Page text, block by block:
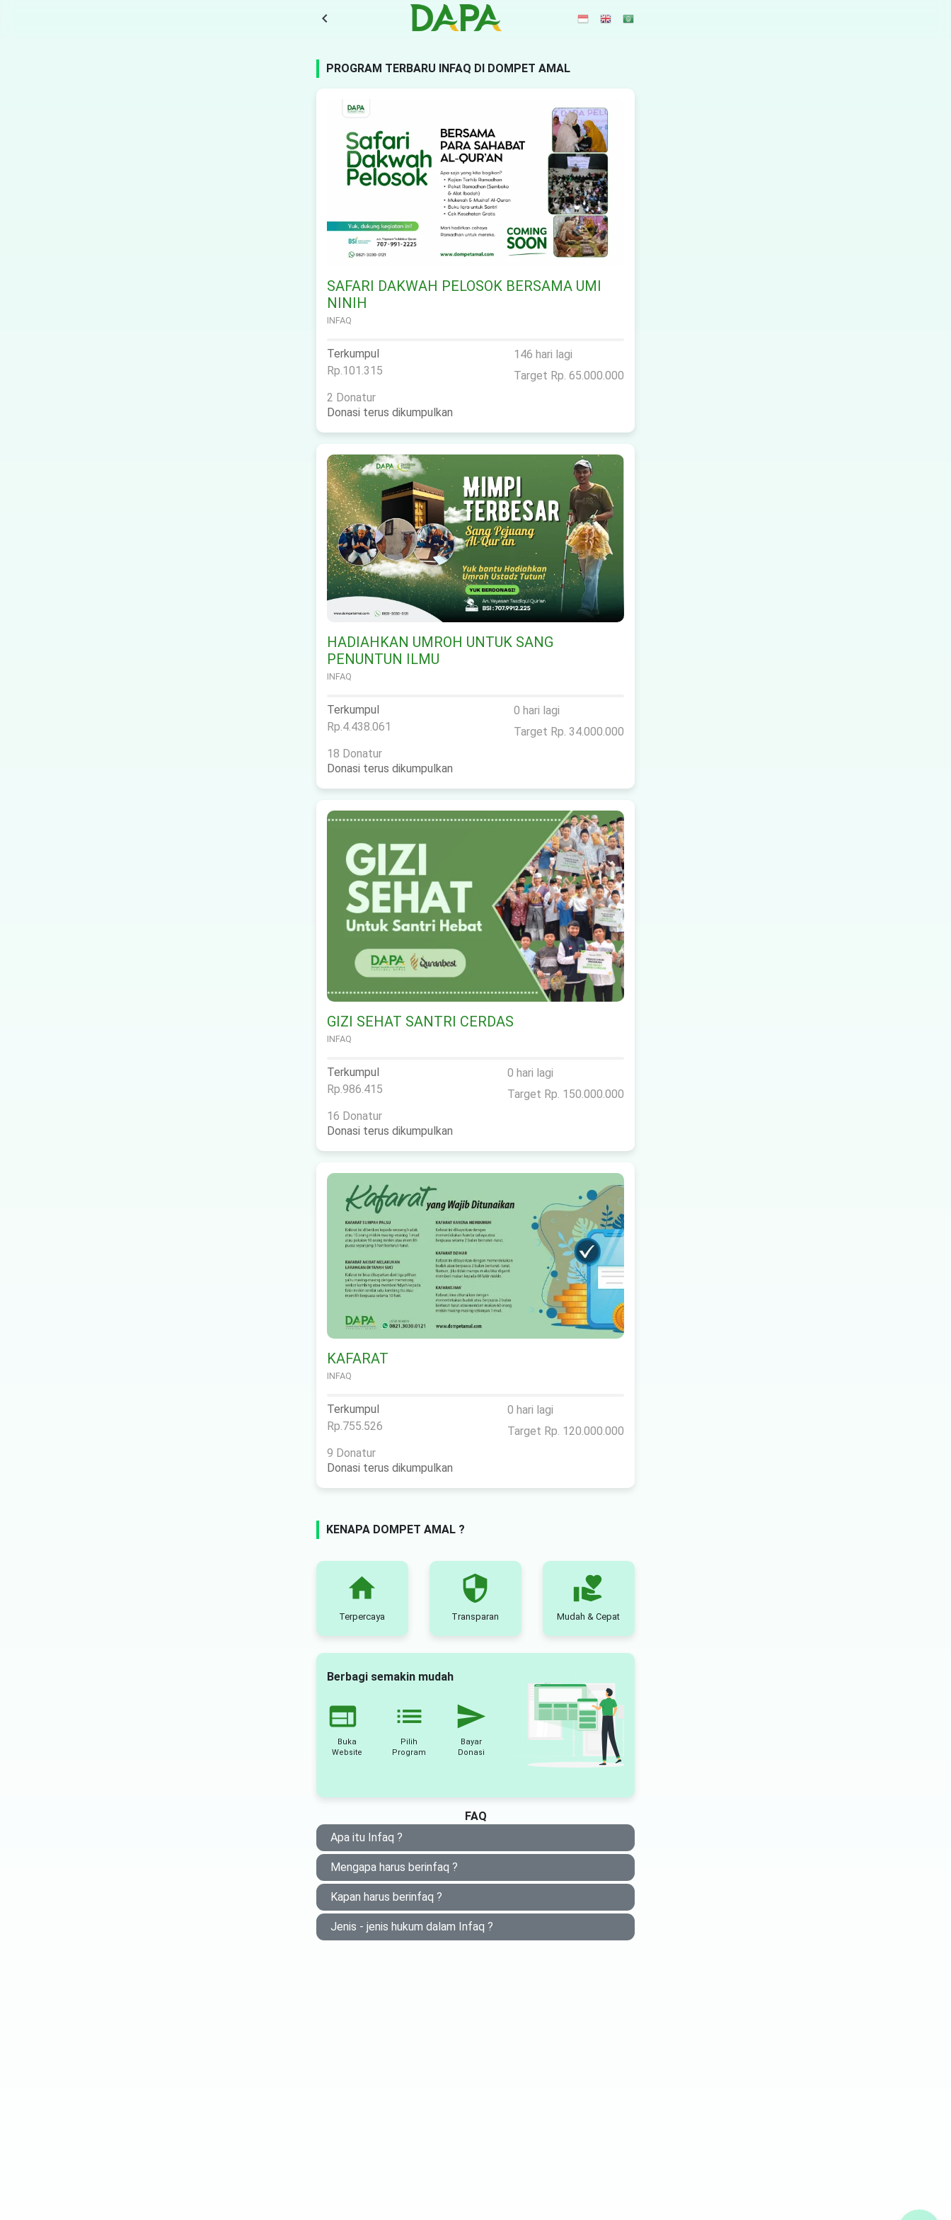
navigate_before
PROGRAM TERBARU INFAQ DI DOMPET AMAL
SAFARI DAKWAH PELOSOK BERSAMA UMI
NINIH
INFAQ
Terkumpul
Rp.101.315
2 Donatur
146 hari lagi
Target Rp. 65.000.000
Donasi terus dikumpulkan
HADIAHKAN UMROH UNTUK SANG
PENUNTUN ILMU
INFAQ
Terkumpul
Rp.4.438.061
18 Donatur
0 hari lagi
Target Rp. 34.000.000
Donasi terus dikumpulkan
GIZI SEHAT SANTRI CERDAS
INFAQ
Terkumpul
Rp.986.415
16 Donatur
0 hari lagi
Target Rp. 150.000.000
Donasi terus dikumpulkan
KAFARAT
INFAQ
Terkumpul
Rp.755.526
9 Donatur
0 hari lagi
Target Rp. 120.000.000
Donasi terus dikumpulkan
KENAPA DOMPET AMAL ?
home
Terpercaya
security
Transparan
volunteer_activism
Mudah & Cepat
Berbagi semakin mudah
website
Buka
Website
list
Pilih
Program
send
Bayar
Donasi
FAQ
Apa itu Infaq ?
Mengapa harus berinfaq ?
Kapan harus berinfaq ?
Jenis - jenis hukum dalam Infaq ?